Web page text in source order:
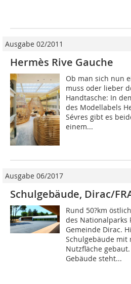
Ausgabe 02/2011
Hermès Rive Gauche
Ob man sich nun
muss oder lieber
Handtasche: In
des Modellabels
Sévres gibt es
einem...
Ausgabe 06/2017
Schulgebäude, Dirac/
Rund 50?km
des Nationalparks
Gemeinde Dirac.
Schulgebäude mit
Nutzfläche
Gebäude steht...